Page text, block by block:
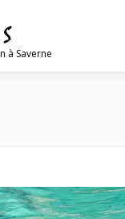
à Saverne